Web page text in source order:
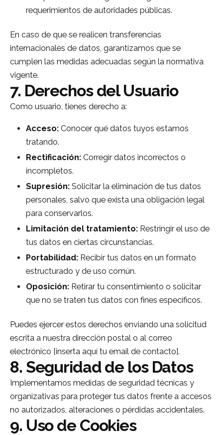
requerimientos de autoridades públicas.
En caso de que se realicen transferencias
internacionales de datos, garantizamos que se
cumplen las medidas adecuadas según la normativa
vigente.
7. Derechos del Usuario
Como usuario, tienes derecho a:
Acceso: Conocer qué datos tuyos estamos
tratando.
Rectificación: Corregir datos incorrectos o
incompletos.
Supresión: Solicitar la eliminación de tus datos
personales, salvo que exista una obligación legal
para conservarlos.
Limitación del tratamiento: Restringir el uso de
tus datos en ciertas circunstancias.
Portabilidad: Recibir tus datos en un formato
estructurado y de uso común.
Oposición: Retirar tu consentimiento o solicitar
que no se traten tus datos con fines específicos.
Puedes ejercer estos derechos enviando una solicitud
escrita a nuestra dirección postal o al correo
electrónico [inserta aquí tu email de contacto].
8. Seguridad de los Datos
Implementamos medidas de seguridad técnicas y
organizativas para proteger tus datos frente a accesos
no autorizados, alteraciones o pérdidas accidentales.
9. Uso de Cookies